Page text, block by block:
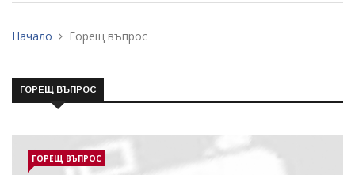
Начало Горещ въпрос
ГОРЕЩ ВЪПРОС
ГОРЕЩ ВЪПРОС